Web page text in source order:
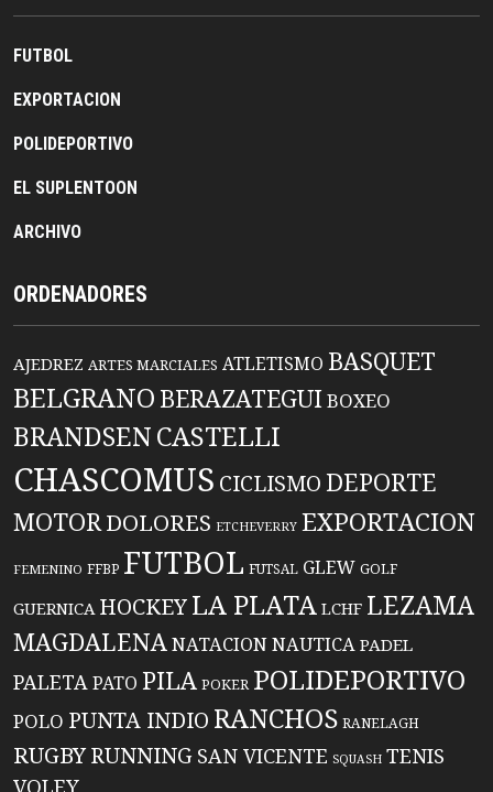
FUTBOL
EXPORTACION
POLIDEPORTIVO
EL SUPLENTOON
ARCHIVO
ORDENADORES
AJEDREZ ARTES MARCIALES ATLETISMO BASQUET
BELGRANO BERAZATEGUIBOXEO
BRANDSENCASTELLI
CHASCOMUS CICLISMO DEPORTE
MOTORDOLORES ETCHEVERRY EXPORTACION
FEMENINO FFBP FUTBOL FUTSAL GLEW GOLF
GUERNICA HOCKEYLA PLATA LCHF LEZAMA
MAGDALENANATACIONNAUTICA PADEL
PALETAPATO PILA POKER POLIDEPORTIVO
POLO PUNTA INDIO RANCHOS RANELAGH
RUGBYRUNNING SAN VICENTE SQUASH TENIS
VOLEY